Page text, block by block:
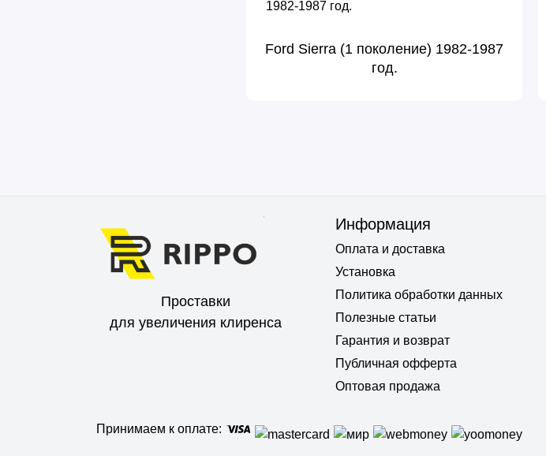
Ford Sierra (1 поколение) 1982-1987
год.
Проставки
для увеличения клиренса
Информация
Оплата и доставка
Установка
Политика обработки данных
Полезные статьи
Гарантия и возврат
Публичная офферта
Оптовая продажа
Принимаем к оплате: